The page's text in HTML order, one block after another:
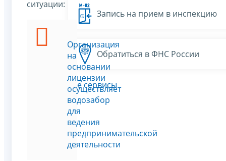
ситуации:
Организация
на
основании
лицензии
осуществляет
водозабор
для
ведения
предпринимательской
деятельности
Запись на прием в инспекцию
Обратиться в ФНС России
Все сервисы